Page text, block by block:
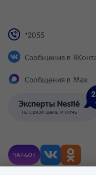
Эксперты Nestlé
на связи день и ночь
*2055
Сообщения в
Сообщения в Max
ЧАТ-БОТ